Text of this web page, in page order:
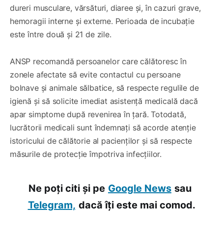
dureri musculare, vărsături, diaree și, în cazuri grave,
hemoragii interne și externe. Perioada de incubație
este între două și 21 de zile.
ANSP recomandă persoanelor care călătoresc în
zonele afectate să evite contactul cu persoane
bolnave și animale sălbatice, să respecte regulile de
igienă și să solicite imediat asistență medicală dacă
apar simptome după revenirea în țară. Totodată,
lucrătorii medicali sunt îndemnați să acorde atenție
istoricului de călătorie al pacienților și să respecte
măsurile de protecție împotriva infecțiilor.
Ne poți citi și pe Google News sau
Telegram, dacă îți este mai comod.